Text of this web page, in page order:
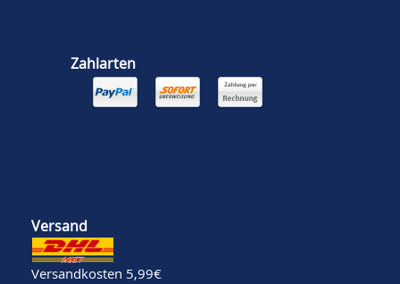
Zahlarten
Versand
Versandkosten 5,99€